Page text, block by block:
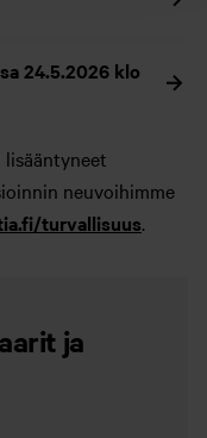
24.5.2026 klo
neuvoihimme
turvallisuus.
ja